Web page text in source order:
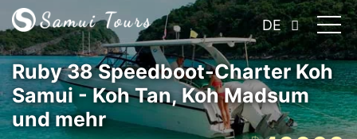
DE
Ruby 38 Speedboot-Charter Koh
Samui - Koh Tan, Koh Madsum
und mehr